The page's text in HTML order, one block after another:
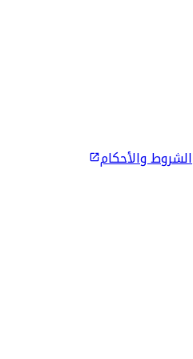
الشروط والأحكام